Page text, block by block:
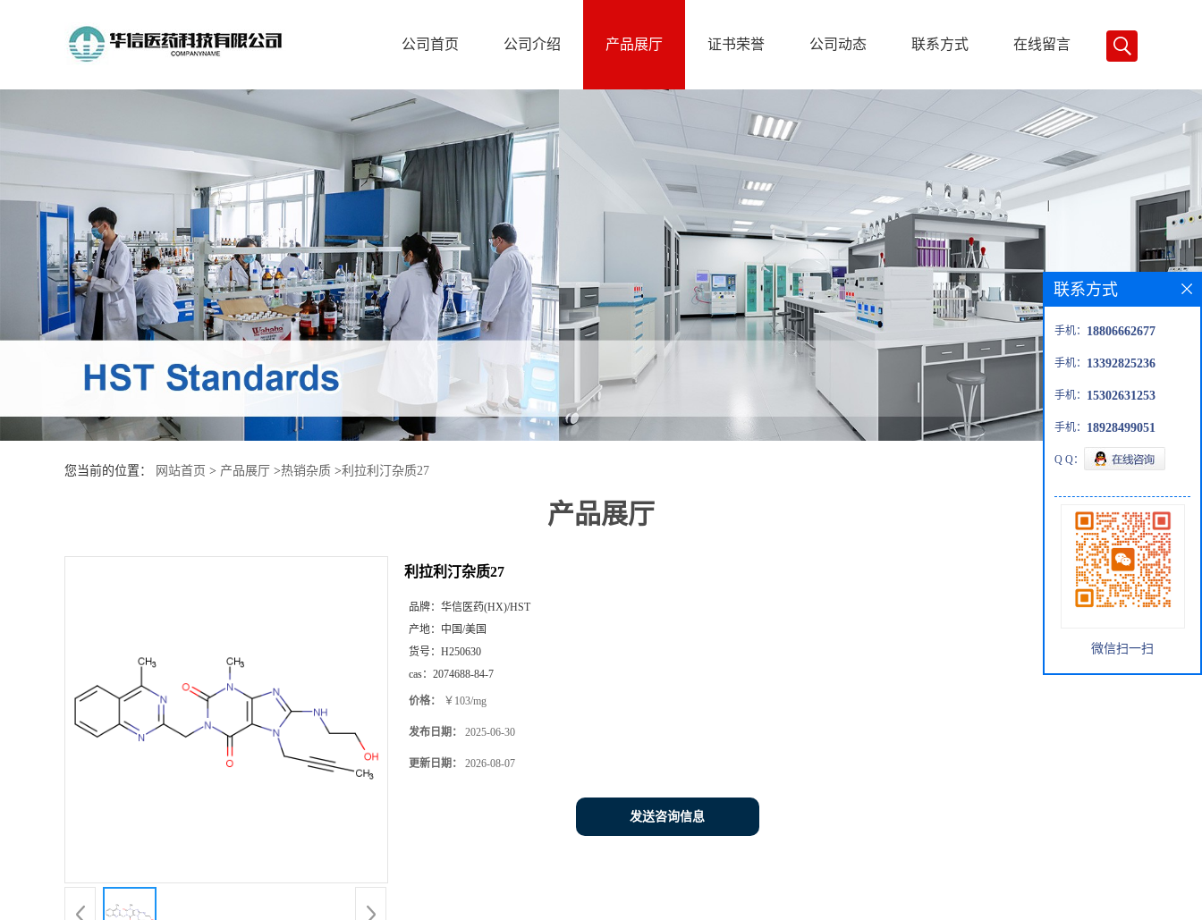
页
司
介
公司首页 公司介绍 产品展厅 证书荣誉 公司动态 联系方式 在线留言
您当前的位置： 网站首页 > 产品展厅 >热销杂质 >利拉利汀杂质27
产品展厅
利拉利汀杂质27
品牌： 华信医药(HX)/HST
产地： 中国/美国
货号： H250630
cas： 2074688-84-7
价格： ￥103/mg
发布日期： 2025-06-30
更新日期： 2026-08-07
发送咨询信息
联系方式
手机： 18806662677
手机： 13392825236
手机： 15302631253
手机： 18928499051
Q Q：
微信扫一扫